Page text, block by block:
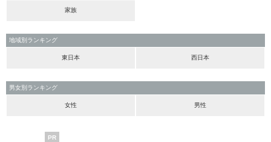
家族
地域別ランキング
東日本 西日本
男女別ランキング
女性 男性
PR